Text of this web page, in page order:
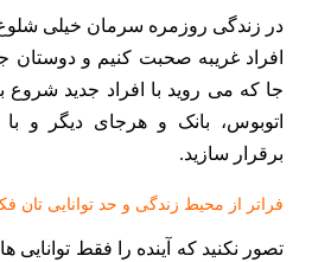
در زندگی روزمره سرمان خیلی
افراد غریبه صحبت کنیم و دوستان
جا که می روید با افراد جدید
اتوبوس، بانک و هرجای دیگر و با
برقرار سازید.
فراتر از محیط زندگی و حد توانایی‌ تان
تصور نکنید که آینده را فقط توانایی‌